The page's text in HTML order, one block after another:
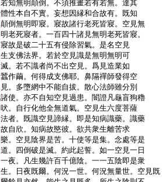
若知無明顛倒。不須推畫若有若無。達其
體性本自不實。妄想因縁和合故有。既知
顛倒無明即寢。寢故諸行老死皆寢。空見無
明老死寢者。一百四十諸見無明老死皆寢。
寢故是破二十五有侵除習氣。是名空見
生支佛法界。若於空見識是無明無明可
滅。若不識者尚不出空見。爲見造業如
蠶作繭。何得成支佛耶。鼻隔禪師發得空
見。多墮網中不能自拔。散心法師雖分別
諸使。亦不自知空見過患。闇證凡龜盲狗穭
吠。自行化他全無道氣。空見生六度菩薩
法者。既識空見諦縁。即是知病識藥。識藥
故自欣。知病故愍彼。欲共衆生離苦求
樂。空見陰界是苦。十使等是集。念處等是
道。四倒破是滅。約此起誓。如一空見一日
一夜。凡生幾許百千億陰。一一五陰即是衆
生。日夜既爾。何況一世。何況無量世。空見既